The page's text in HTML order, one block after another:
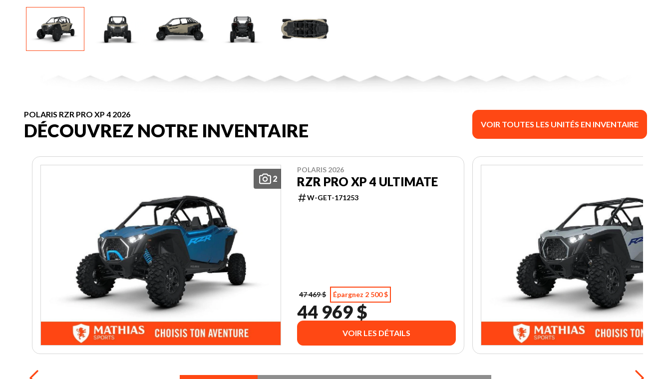
POLARIS RZR PRO XP 4 2026
DÉCOUVREZ NOTRE INVENTAIRE VOIR TOUTES LES UNITÉS EN INVENTAIRE
2
POLARIS 2026
RZR PRO XP 4 ULTIMATE
W-GET-171253
47 469 $ Épargnez 2 500 $
44 969 $
VOIR LES DÉTAILS